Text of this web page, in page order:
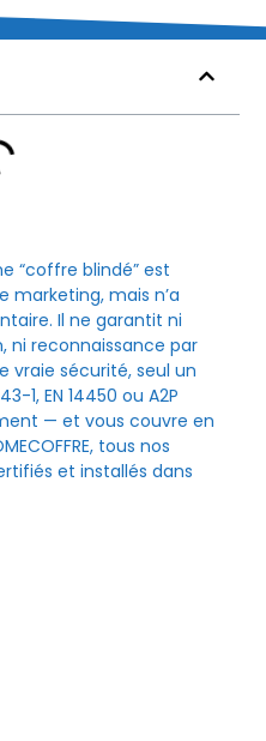
“coffre blindé” est
marketing, mais n’a
Il ne garantit ni
ni reconnaissance par
vraie sécurité, seul un
1, EN 14450 ou A2P
— et vous couvre en
tous nos
et installés dans